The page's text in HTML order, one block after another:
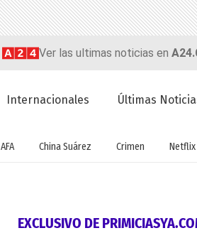
Ver las ultimas noticias en
Internacionales Últimas
AFA China Suárez Crimen Netflix
EXCLUSIVO DE